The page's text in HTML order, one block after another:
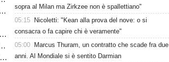
sopra al Milan ma Zirkzee non è spallettiano"
05:15
Nicoletti: "Kean alla prova del nove: o si
consacra o fa capire chi è veramente"
05:00
Marcus Thuram, un contratto che scade fra due
anni. Al Mondiale si è sentito Darmian